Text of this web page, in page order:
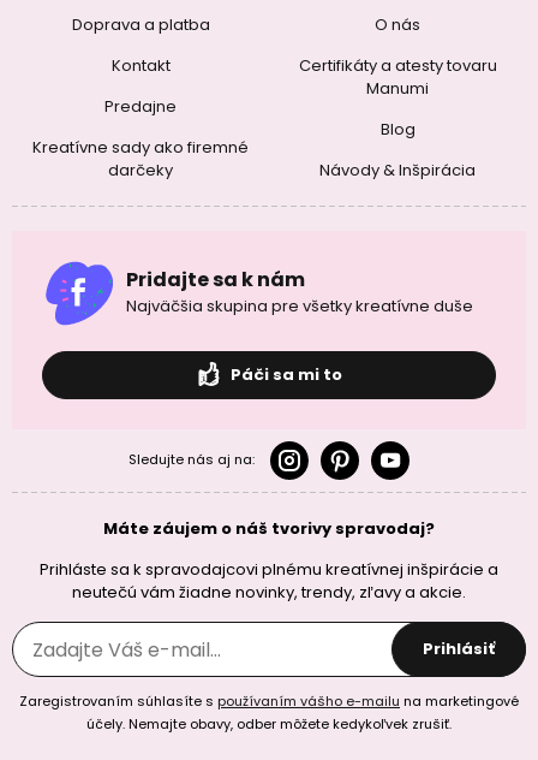
Doprava a platba
Kontakt
Predajne
Kreatívne sady ako firemné
darčeky
O nás
Certifikáty a atesty tovaru
Manumi
Blog
Návody & Inšpirácia
Pridajte sa k nám
Najväčšia skupina pre všetky kreatívne duše
Páči sa mi to
Sledujte nás aj na:
Máte záujem o náš tvorivy spravodaj?
Prihláste sa k spravodajcovi plnému kreatívnej inšpirácie a
neutečú vám žiadne novinky, trendy, zľavy a akcie.
Prihlásiť
Zaregistrovaním súhlasíte s používaním vášho e-mailu na marketingové
účely. Nemajte obavy, odber môžete kedykoľvek zrušiť.